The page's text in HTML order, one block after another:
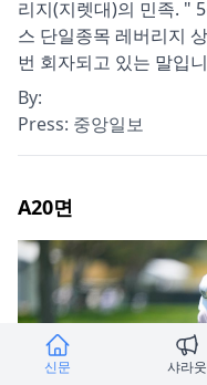
리지(지렛대)의 민족. "
스 단일종목 레버리지
번 회자되고 있는 말입
By:
Press: 중앙일보
A20면
신문 샤라웃